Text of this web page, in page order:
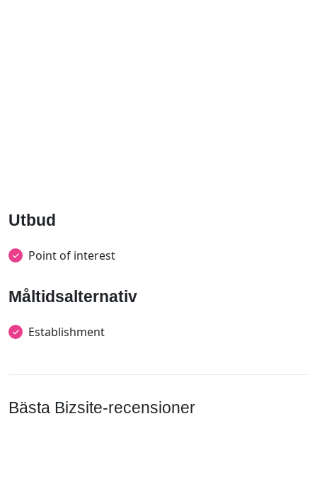
Utbud
Point of interest
Måltidsalternativ
Establishment
Bästa Bizsite-recensioner